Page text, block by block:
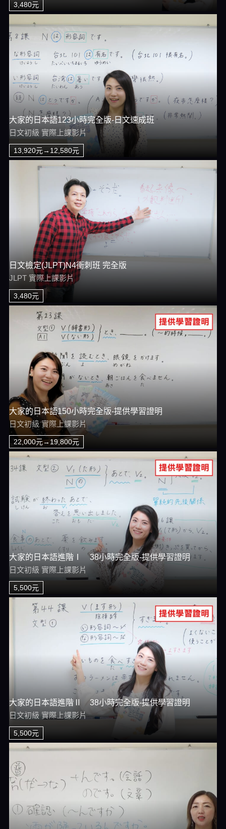
3,480元
大家的日本語123小時完全版-日文速成班
日文初級 實際上課影片
13,920元→12,580元
日文檢定(JLPT)N4衝刺班 完全版
JLPT 實際上課影片
3,480元
大家的日本語150小時完全版-提供學習證明
日文初級 實際上課影片
22,000元→19,800元
大家的日本語進階Ⅰ 38小時完全版-提供學習證明
日文初級 實際上課影片
5,500元
大家的日本語進階Ⅱ 38小時完全版-提供學習證明
日文初級 實際上課影片
5,500元